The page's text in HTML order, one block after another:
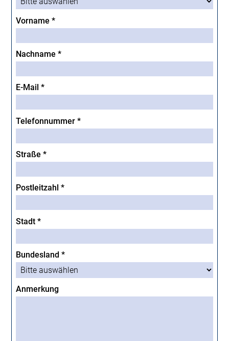
Vorname *
Nachname *
E-Mail *
Telefonnummer *
Straße *
Postleitzahl *
Stadt *
Bundesland *
Anmerkung